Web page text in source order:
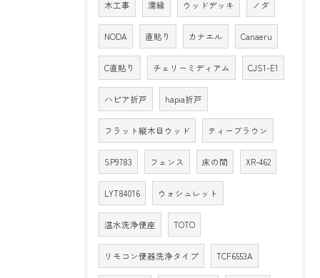
木工事 濡縁 ウッドデッキ ノダ
NODA 直貼り カナエル Canaeru
C直貼り チェリーミディアム CJS1-E1
ハピア折戸 hapia折戸
フラット縦木目ウッド ティーブラウン
SP9783 フェンス 床の間 XR-462
LYT84016 ウォシュレット
温水洗浄便座 TOTO
リモコン便器洗浄タイプ TCF6553A